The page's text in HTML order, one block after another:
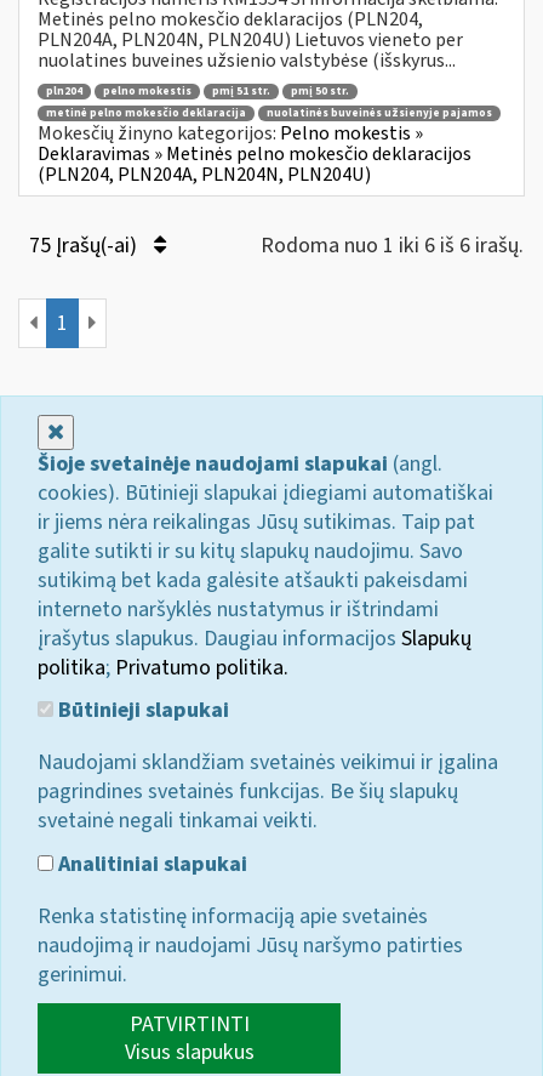
Metinės pelno mokesčio deklaracijos (PLN204,
PLN204A, PLN204N, PLN204U) Lietuvos vieneto per
nuolatines buveines užsienio valstybėse (išskyrus...
pln204 pelno mokestis pmį 51 str.
pmį 50 str.
metinė pelno mokesčio deklaracija
nuolatinės buveinės užsienyje pajamos
Mokesčių žinyno kategorijos: Pelno mokestis »
Deklaravimas » Metinės pelno mokesčio deklaracijos
(PLN204, PLN204A, PLN204N, PLN204U)
75 Įrašų(-ai) Rodoma nuo 1 iki 6 iš 6 irašų.
1
Šioje svetainėje naudojami slapukai (angl.
cookies). Būtinieji slapukai įdiegiami automatiškai
ir jiems nėra reikalingas Jūsų sutikimas. Taip pat
galite sutikti ir su kitų slapukų naudojimu. Savo
sutikimą bet kada galėsite atšaukti pakeisdami
interneto naršyklės nustatymus ir ištrindami
įrašytus slapukus. Daugiau informacijos Slapukų
politika; Privatumo politika.
Būtinieji slapukai
Naudojami sklandžiam svetainės veikimui ir įgalina
pagrindines svetainės funkcijas. Be šių slapukų
svetainė negali tinkamai veikti.
Analitiniai slapukai
Renka statistinę informaciją apie svetainės
naudojimą ir naudojami Jūsų naršymo patirties
gerinimui.
PATVIRTINTI
Visus slapukus